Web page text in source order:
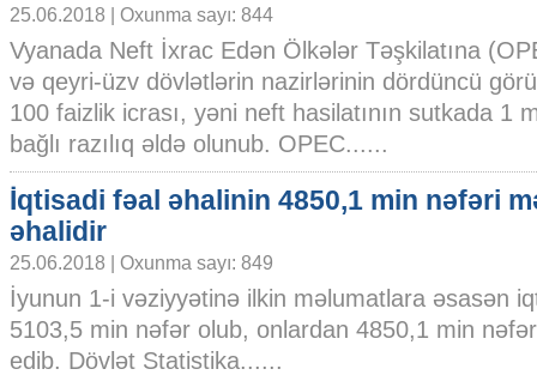
25.06.2018 | Oxunma sayı: 844
Vyanada Neft İxrac Edən Ölkələr Təşkilatına
və qeyri-üzv dövlətlərin nazirlərinin dördüncü
100 faizlik icrası, yəni neft hasilatının sutkada 1
bağlı razılıq əldə olunub. OPEC......
İqtisadi fəal əhalinin 4850,1 min nəfəri
əhalidir
25.06.2018 | Oxunma sayı: 849
İyunun 1-i vəziyyətinə ilkin məlumatlara əsasən
5103,5 min nəfər olub, onlardan 4850,1 min
edib. Dövlət Statistika......